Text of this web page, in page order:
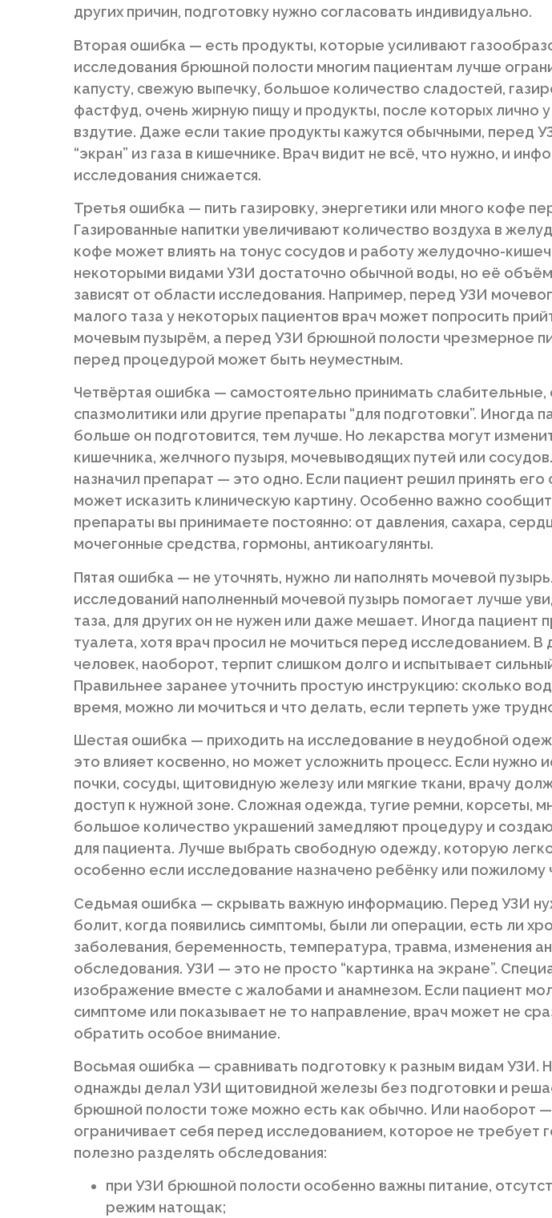
других причин, подготовку нужно согласовать индивидуально.
Вторая ошибка — есть продукты, которые усиливают
исследования брюшной полости многим пациентам лучше
капусту, свежую выпечку, большое количество сладостей,
фастфуд, очень жирную пищу и продукты, после которых лично у
вздутие. Даже если такие продукты кажутся обычными, перед
“экран” из газа в кишечнике. Врач видит не всё, что нужно, и
исследования снижается.
Третья ошибка — пить газировку, энергетики или много кофе
Газированные напитки увеличивают количество воздуха в
кофе может влиять на тонус сосудов и работу желудочно-
некоторыми видами УЗИ достаточно обычной воды, но её
зависят от области исследования. Например, перед УЗИ
малого таза у некоторых пациентов врач может попросить
мочевым пузырём, а перед УЗИ брюшной полости чрезмерное
перед процедурой может быть неуместным.
Четвёртая ошибка — самостоятельно принимать слабительные,
спазмолитики или другие препараты “для подготовки”. Иногда
больше он подготовится, тем лучше. Но лекарства могут
кишечника, желчного пузыря, мочевыводящих путей или
назначил препарат — это одно. Если пациент решил принять
может исказить клиническую картину. Особенно важно
препараты вы принимаете постоянно: от давления, сахара,
мочегонные средства, гормоны, антикоагулянты.
Пятая ошибка — не уточнять, нужно ли наполнять мочевой
исследований наполненный мочевой пузырь помогает лучше
таза, для других он не нужен или даже мешает. Иногда пациент
туалета, хотя врач просил не мочиться перед исследованием. В
человек, наоборот, терпит слишком долго и испытывает
Правильнее заранее уточнить простую инструкцию: сколько
время, можно ли мочиться и что делать, если терпеть уже
Шестая ошибка — приходить на исследование в неудобной
это влияет косвенно, но может усложнить процесс. Если нужно
почки, сосуды, щитовидную железу или мягкие ткани, врачу
доступ к нужной зоне. Сложная одежда, тугие ремни, корсеты,
большое количество украшений замедляют процедуру и
для пациента. Лучше выбрать свободную одежду, которую легко
особенно если исследование назначено ребёнку или пожилому
Седьмая ошибка — скрывать важную информацию. Перед УЗИ
болит, когда появились симптомы, были ли операции, есть ли
заболевания, беременность, температура, травма, изменения
обследования. УЗИ — это не просто “картинка на экране”.
изображение вместе с жалобами и анамнезом. Если пациент
симптоме или показывает не то направление, врач может не
обратить особое внимание.
Восьмая ошибка — сравнивать подготовку к разным видам УЗИ.
однажды делал УЗИ щитовидной железы без подготовки и
брюшной полости тоже можно есть как обычно. Или наоборот
ограничивает себя перед исследованием, которое не требует
полезно разделять обследования:
при УЗИ брюшной полости особенно важны питание,
режим натощак;